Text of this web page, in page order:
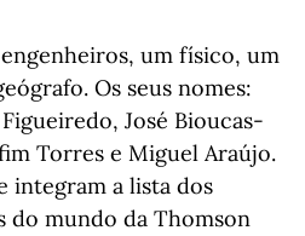
um físico, um
Os seus nomes:
José Bioucas-
Torres e Miguel Araújo.
integram a lista dos
do mundo da Thomson